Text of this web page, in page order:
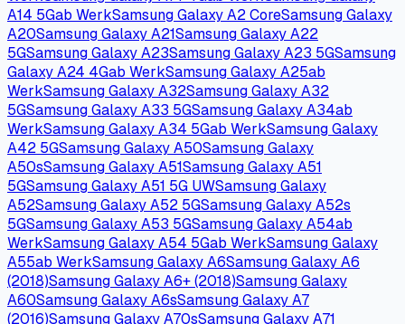
A14 5Gab WerkSamsung Galaxy A2 CoreSamsung Galaxy
A20Samsung Galaxy A21Samsung Galaxy A22
5GSamsung Galaxy A23Samsung Galaxy A23 5GSamsung
Galaxy A24 4Gab WerkSamsung Galaxy A25ab
WerkSamsung Galaxy A32Samsung Galaxy A32
5GSamsung Galaxy A33 5GSamsung Galaxy A34ab
WerkSamsung Galaxy A34 5Gab WerkSamsung Galaxy
A42 5GSamsung Galaxy A50Samsung Galaxy
A50sSamsung Galaxy A51Samsung Galaxy A51
5GSamsung Galaxy A51 5G UWSamsung Galaxy
A52Samsung Galaxy A52 5GSamsung Galaxy A52s
5GSamsung Galaxy A53 5GSamsung Galaxy A54ab
WerkSamsung Galaxy A54 5Gab WerkSamsung Galaxy
A55ab WerkSamsung Galaxy A6Samsung Galaxy A6
(2018)Samsung Galaxy A6+ (2018)Samsung Galaxy
A60Samsung Galaxy A6sSamsung Galaxy A7
(2016)Samsung Galaxy A70sSamsung Galaxy A71